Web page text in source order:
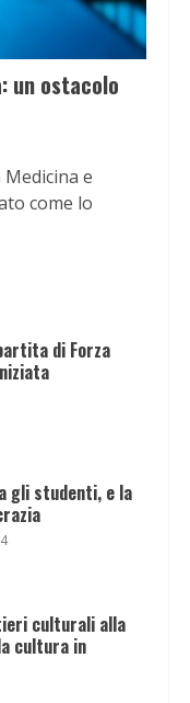
un ostacolo
e
come lo
di Forza
gli studenti, e la
culturali alla
cultura in